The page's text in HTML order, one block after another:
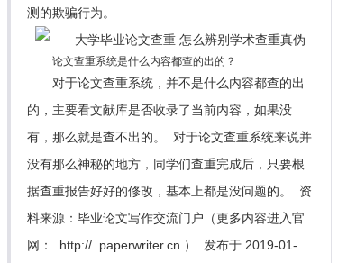
测的欺骗行为。
论文查重系统是什么内容都查的出的？
对于论文查重系统，并不是什么内容都查的出
的，主要看文献库是否收录了当前内容，如果没
有，那么就是查不出的。. 对于论文查重系统来说并
没有那么神秘的地方，同学们查重完成后，只要根
据查重报告好好的修改，基本上都是没问题的。. 资
料来源：毕业论文写作交流门户（更多内容进入官
网：. http://. paperwriter.cn ）. 发布于 2019-01-